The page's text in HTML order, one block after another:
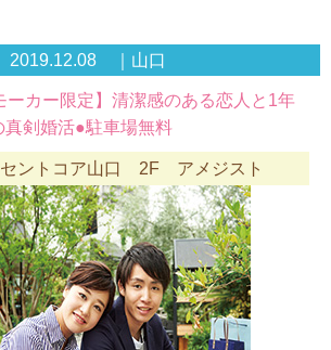
2019.12.08 ｜山口
ーカー限定】清潔感のある恋人と1年
真剣婚活●駐車場無料
セントコア山口 2F アメジスト